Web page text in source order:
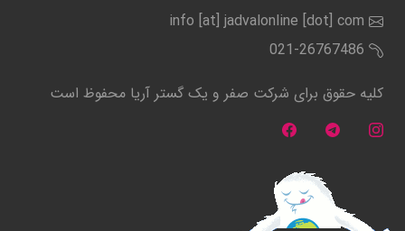
info [at] jadvalonline [dot] com
021-26767486
کلیه حقوق برای شرکت صفر و یک گستر آریا محفوظ است